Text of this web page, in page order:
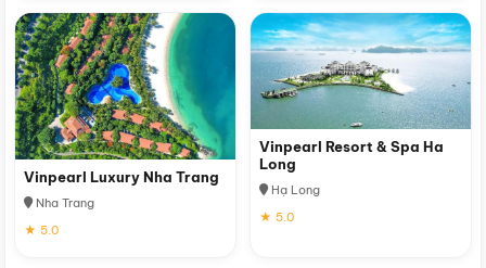
Vinpearl Luxury Nha Trang
Nha Trang
★ 5.0
Vinpearl Resort & Spa Ha
Long
Hạ Long
★ 5.0